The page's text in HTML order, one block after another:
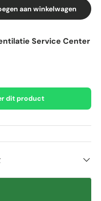
aan winkelwagen
Service Center
dit product